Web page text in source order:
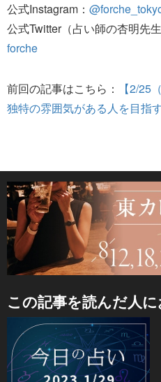
公式Instagram：
公式Twitter（占い師の杏明先
forche
前回の記事はこちら：
【2/25
独特の雰囲気がある人を目指
この記事を読んだ人